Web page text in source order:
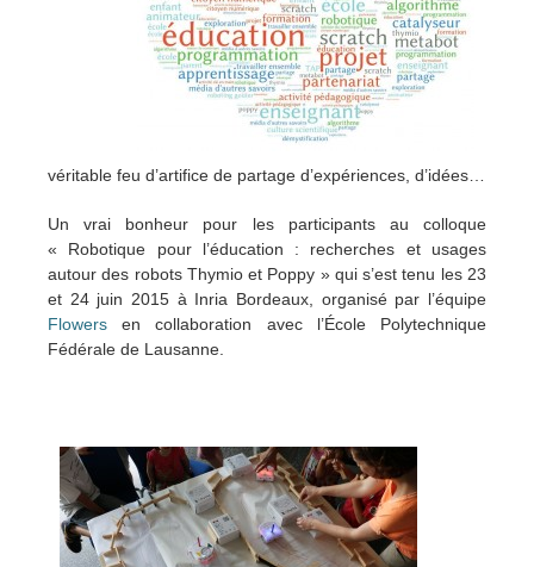
véritable feu d’artifice de partage d’expériences, d’idées…
Un vrai bonheur pour les participants au colloque
« Robotique pour l’éducation : recherches et usages
autour des robots Thymio et Poppy » qui s’est tenu les 23
et 24 juin 2015 à Inria Bordeaux, organisé par l’équipe
Flowers en collaboration avec l’École Polytechnique
Fédérale de Lausanne.